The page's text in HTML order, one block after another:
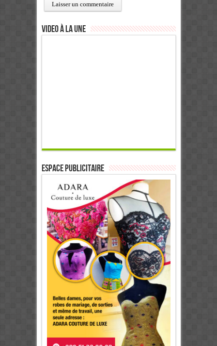
Video à la Une
ESPACE PUBLICITAIRE